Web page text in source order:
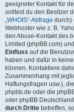
geeigneter Kontakt für
solltest du den Besitzer
„WHOIS“-Abfrage durch)
Webhoster wie z. B.
den Abuse-Kontakt des
Limited (phpBB.com)
Einfluss auf die
haben und dafür in
können. Kontaktiere
Zusammenhang mit
Haftungsfragen usw.), die
phpbb.de oder die
oder phpBB
durch Dritte betreffen,